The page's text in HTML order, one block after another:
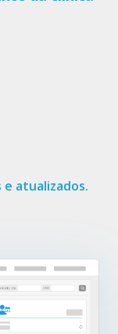
e atualizados.